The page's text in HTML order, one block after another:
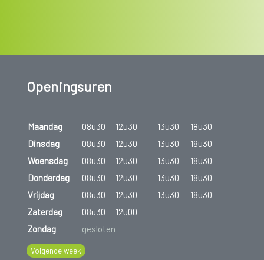
Openingsuren
Maandag 08u30 12u30 13u30
18u30
Dinsdag
08u30 12u30 13u30
18u30
Woensdag
08u30 12u30 13u30
18u30
Donderdag
08u30 12u30 13u30
18u30
Vrijdag
08u30 12u30 13u30
18u30
Zaterdag
08u30
12u00
Zondag
gesloten
Volgende week